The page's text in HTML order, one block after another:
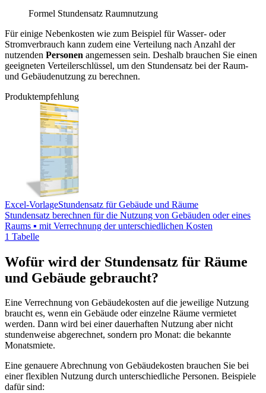
Formel Stundensatz Raumnutzung
Für einige Nebenkosten wie zum Beispiel für Wasser- oder
Stromverbrauch kann zudem eine Verteilung nach Anzahl der
nutzenden Personen angemessen sein. Deshalb brauchen Sie einen
geeigneten Verteilerschlüssel, um den Stundensatz bei der Raum-
und Gebäudenutzung zu berechnen.
Produktempfehlung
Excel-VorlageStundensatz für Gebäude und Räume
Stundensatz berechnen für die Nutzung von Gebäuden oder eines
Raums ▪ mit Verrechnung der unterschiedlichen Kosten
1 Tabelle
Wofür wird der Stundensatz für Räume
und Gebäude gebraucht?
Eine Verrechnung von Gebäudekosten auf die jeweilige Nutzung
braucht es, wenn ein Gebäude oder einzelne Räume vermietet
werden. Dann wird bei einer dauerhaften Nutzung aber nicht
stundenweise abgerechnet, sondern pro Monat: die bekannte
Monatsmiete.
Eine genauere Abrechnung von Gebäudekosten brauchen Sie bei
einer flexiblen Nutzung durch unterschiedliche Personen. Beispiele
dafür sind: